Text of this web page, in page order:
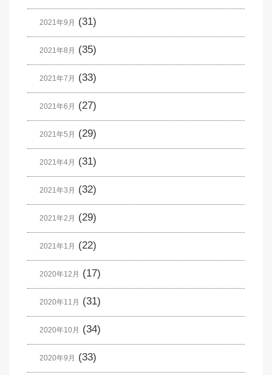
2021年9月 (31)
2021年8月 (35)
2021年7月 (33)
2021年6月 (27)
2021年5月 (29)
2021年4月 (31)
2021年3月 (32)
2021年2月 (29)
2021年1月 (22)
2020年12月 (17)
2020年11月 (31)
2020年10月 (34)
2020年9月 (33)